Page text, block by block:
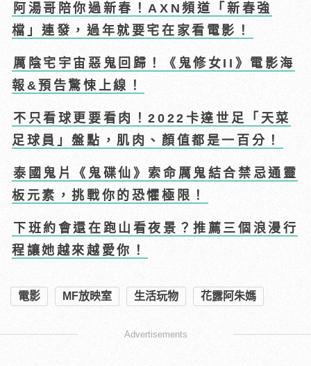
阿湯哥陪你過新春！AXN頻道「新春強
檔」連發，過年就要宅在家看電影！
厲陰宅宇宙惡鬼回歸！《鬼修女II》電影海
報&預告驚悚上線！
不只看球更要看肉！2022卡達世足「天菜
足球員」盤點，肌肉、顏值都是一百分！
泰國鬼片《鬼碟仙》索命厲鬼結合禁忌通靈
板元素，挑戰你的恐懼極限！
下班約會還在跑山看夜景？推薦三個浪漫行
程讓她越來越愛你！
電影 MF放映室 生活玩物 花露阿朱媽
Advertisements